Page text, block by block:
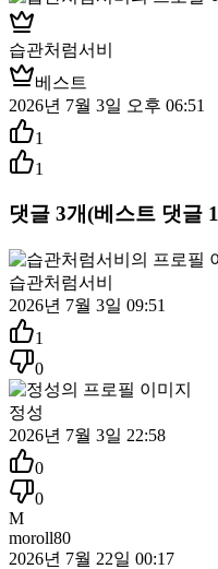
습관처럼서비
베스트
2026년 7월 3일 오후 06:51
1
1
댓글 3개(베스트 댓글 1
습관처럼서비
2026년 7월 3일 09:51
1
0
정성
2026년 7월 3일 22:58
0
0
M
moroll80
2026년 7월 22일 00:17